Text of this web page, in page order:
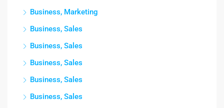
Business, Marketing
Business, Sales
Business, Sales
Business, Sales
Business, Sales
Business, Sales